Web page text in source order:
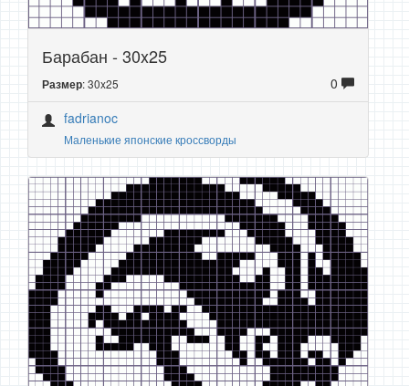
Барабан - 30x25
Размер: 30x25
0
fadrianoc
Маленькие японские кроссворды